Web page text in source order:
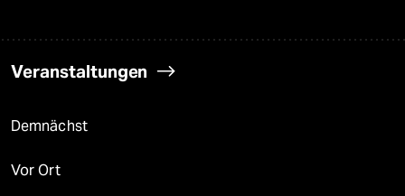
Veranstaltungen
Demnächst
Vor Ort